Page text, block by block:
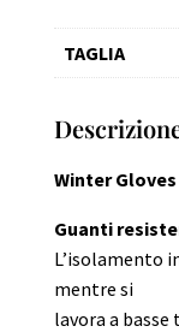
TAGLIO
A)
1141a
TAGLIA
Winter Gloves
Guanti
L’isolamento
mentre si
lavora a